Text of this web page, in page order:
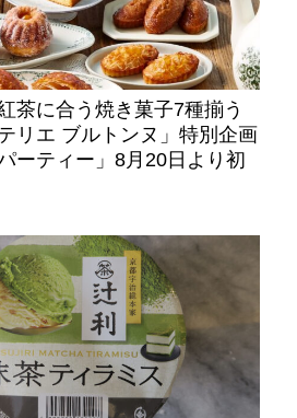
茶に合う焼き菓子7種揃う
リエ ブルトンヌ」特別企画
ーティー」8月20日より初